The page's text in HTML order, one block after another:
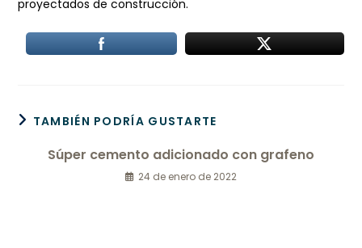
proyectados de construcción.
TAMBIÉN PODRÍA GUSTARTE
Súper cemento adicionado con grafeno
24 de enero de 2022